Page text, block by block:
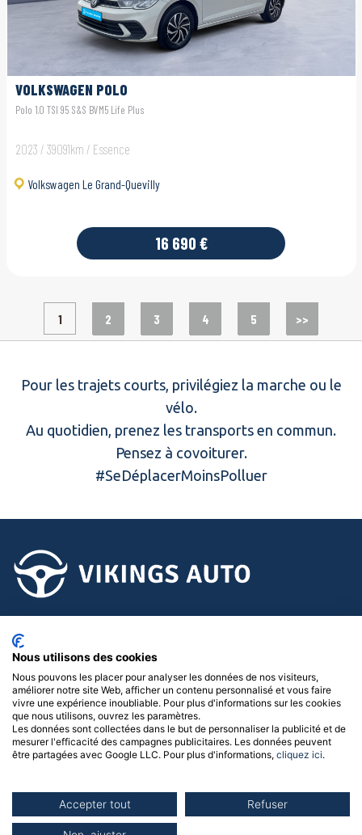
VOLKSWAGEN POLO
Polo 1.0 TSI 95 S&S BVM5 Life Plus
2023 / 39091km / Essence
Volkswagen Le Grand-Quevilly
16 690 €
1 2 3 4 5 >>
Pour les trajets courts, privilégiez la marche ou le
vélo.
Au quotidien, prenez les transports en commun.
Pensez à covoiturer.
#SeDéplacerMoinsPolluer
Suivez-nous !
Menu
Nos concessions
Politique de confidentialité Mentions légales|
cookies
Nous utilisons des cookies
Nous pouvons les placer pour analyser les données de nos visiteurs,
améliorer notre site Web, afficher un contenu personnalisé et vous faire
vivre une expérience inoubliable. Pour plus d'informations sur les cookies
que nous utilisons, ouvrez les paramètres.
Les données sont collectées dans le but de personnaliser la publicité et de
mesurer l'efficacité des campagnes publicitaires. Les données peuvent
être partagées avec Google LLC. Pour plus d'informations, cliquez ici.
Accepter tout Refuser